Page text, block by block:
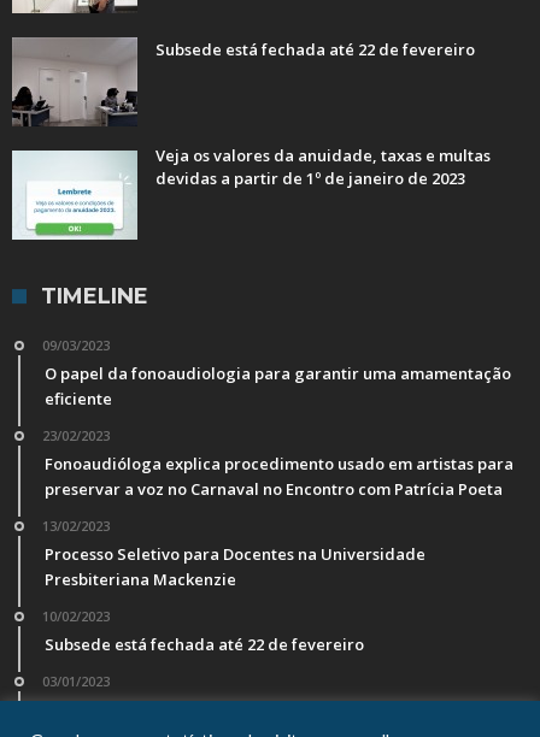
Subsede está fechada até 22 de fevereiro
Veja os valores da anuidade, taxas e multas
devidas a partir de 1º de janeiro de 2023
TIMELINE
09/03/2023
O papel da fonoaudiologia para garantir uma amamentação
eficiente
23/02/2023
Fonoaudióloga explica procedimento usado em artistas para
preservar a voz no Carnaval no Encontro com Patrícia Poeta
13/02/2023
Processo Seletivo para Docentes na Universidade
Presbiteriana Mackenzie
10/02/2023
Subsede está fechada até 22 de fevereiro
03/01/2023